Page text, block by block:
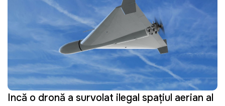
Incă o dronă a survolat ilegal spațiul aerian al